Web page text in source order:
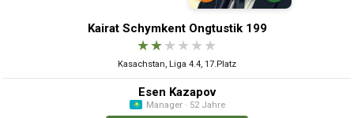
Kairat Schymkent Ongtustik 199
★★★ ★ ★ ★
Kasachstan, Liga 4.4, 17.Platz
Esen Kazapov
Manager · 52 Jahre